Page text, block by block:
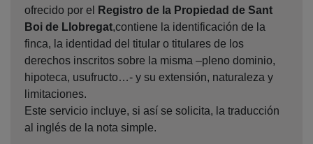
ofrecido por el
Registro de la Propiedad de Sant
Boi de Llobregat,contiene la identificación de la
finca, la identidad del titular o titulares de los
derechos inscritos sobre la misma –pleno dominio,
hipoteca, usufructo…- y su extensión, naturaleza y
limitaciones.
Este servicio incluye, si así se solicita, la traducción
al inglés de la nota simple.